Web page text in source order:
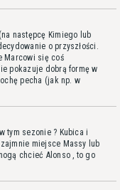
następcę Kimiego lub
o przyszłości.
Marcowi się coś
pokazuje dobrą formę w
pecha (jak np. w
tym sezonie ? Kubica i
zajmnie miejsce Massy lub
chcieć Alonso , to go